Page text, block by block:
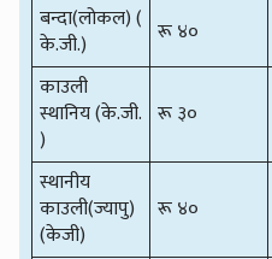
बन्दा(लोकल) (
के.जी.)
रू ४०
काउली
स्थानिय (के.जी.
)
रू ३०
स्थानीय
काउली(ज्यापु)
(केजी)
रू ४०